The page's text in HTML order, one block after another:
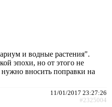
и водные растения".
эпохи, но от этого не
нужно вносить поправки на
11/01/2017 23:27:26
#2325004